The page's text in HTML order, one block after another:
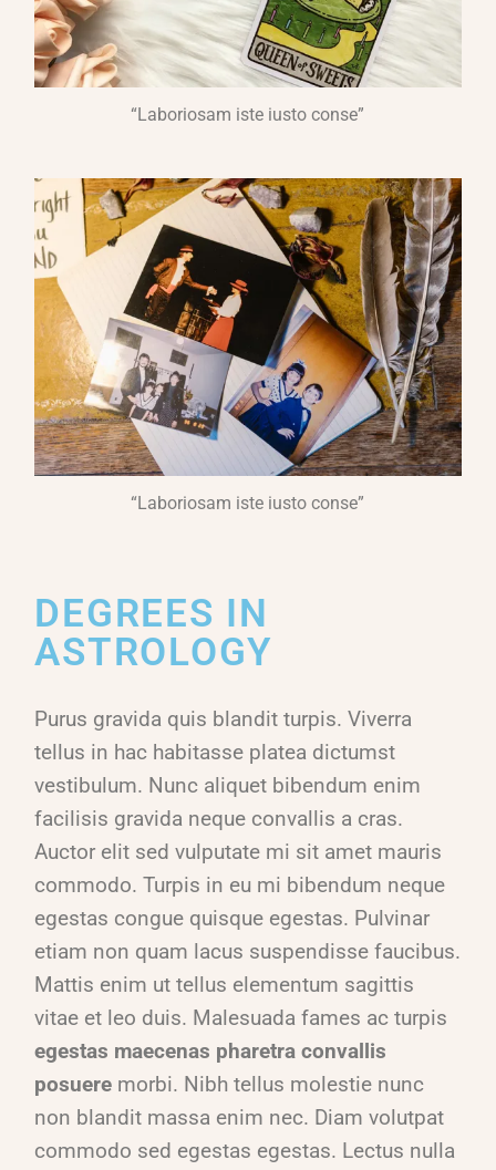
“Laboriosam iste iusto conse”
“Laboriosam iste iusto conse”
DEGREES IN
ASTROLOGY
Purus gravida quis blandit turpis. Viverra
tellus in hac habitasse platea dictumst
vestibulum. Nunc aliquet bibendum enim
facilisis gravida neque convallis a cras.
Auctor elit sed vulputate mi sit amet mauris
commodo. Turpis in eu mi bibendum neque
egestas congue quisque egestas. Pulvinar
etiam non quam lacus suspendisse faucibus.
Mattis enim ut tellus elementum sagittis
vitae et leo duis. Malesuada fames ac turpis
egestas maecenas pharetra convallis
posuere morbi. Nibh tellus molestie nunc
non blandit massa enim nec. Diam volutpat
commodo sed egestas egestas. Lectus nulla